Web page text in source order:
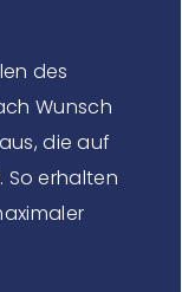
des
Wunsch
die auf
erhalten